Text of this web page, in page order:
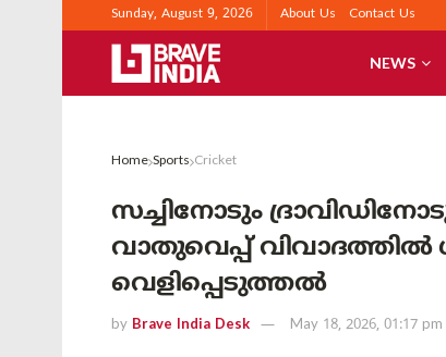
Sunday, August 9, 2026 About Us Contact Us
NEWS
Home Sports Cricket
സച്ചിനോടും
വാതുവെപ്പ് വിവാദത്തിൽ
വെളിപ്പെടുത്തൽ
by Brave India Desk May 18, 2026, 01:17 pm